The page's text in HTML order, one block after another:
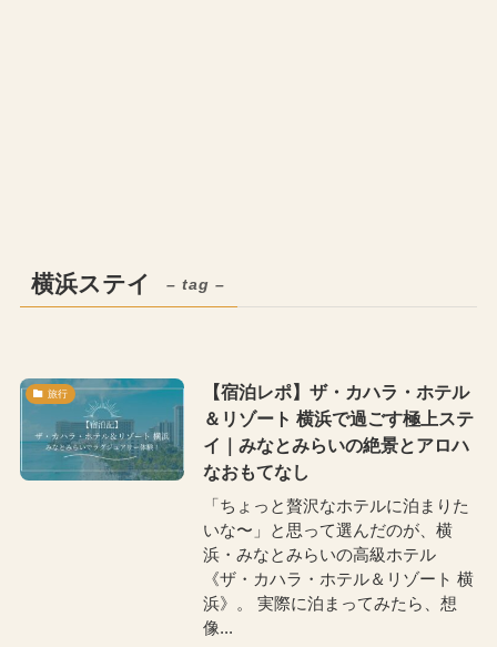
横浜ステイ – tag –
旅行
【宿泊レポ】ザ・カハラ・ホテル
＆リゾート 横浜で過ごす極上ステ
イ｜みなとみらいの絶景とアロハ
なおもてなし
「ちょっと贅沢なホテルに泊まりた
いな〜」と思って選んだのが、横
浜・みなとみらいの高級ホテル
《ザ・カハラ・ホテル＆リゾート 横
浜》。 実際に泊まってみたら、想
像...